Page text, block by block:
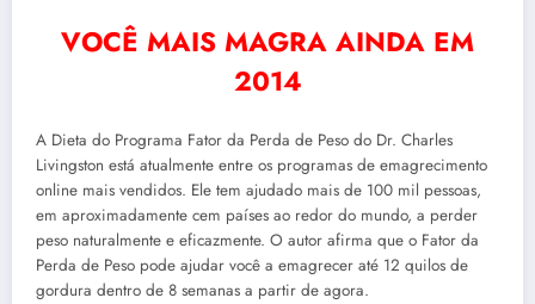
VOCÊ MAIS MAGRA AINDA EM
2014
A Dieta do Programa Fator da Perda de Peso do Dr. Charles
Livingston está atualmente entre os programas de emagrecimento
online mais vendidos. Ele tem ajudado mais de 100 mil pessoas,
em aproximadamente cem países ao redor do mundo, a perder
peso naturalmente e eficazmente. O autor afirma que o Fator da
Perda de Peso pode ajudar você a emagrecer até 12 quilos de
gordura dentro de 8 semanas a partir de agora.